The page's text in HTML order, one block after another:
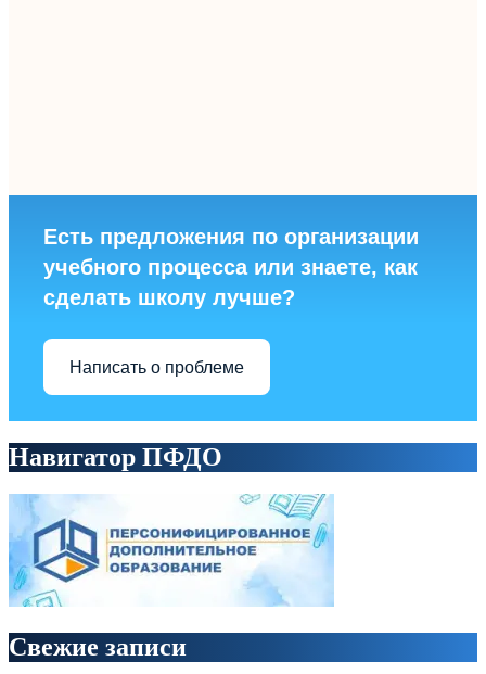
Есть предложения по организации
учебного процесса или знаете, как
сделать школу лучше?
Написать о проблеме
Навигатор ПФДО
Свежие записи